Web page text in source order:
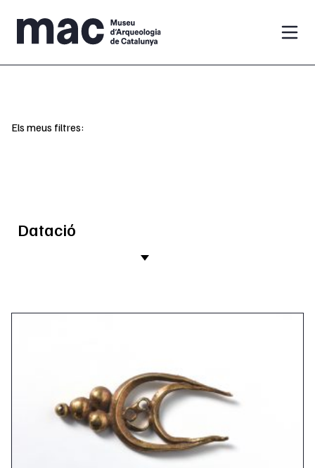
Vés al contingut
Els meus filtres:
Datació